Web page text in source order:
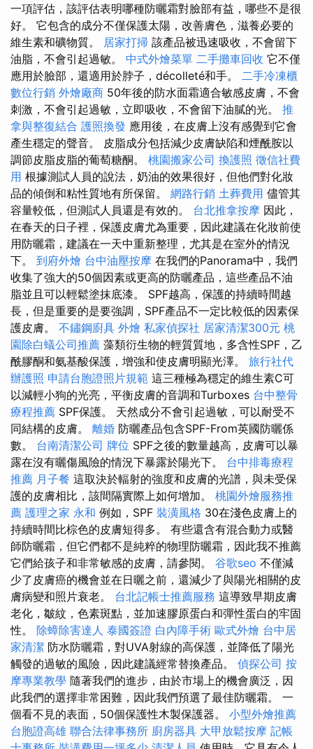
一項評估，該評估表明哪種防曬霜對臉部有益，哪些不是很
好。 它包含的成分不僅保護太陽，改善膚色，滋養必要的
維生素和礦物質。 居家打掃 該產品被迅速吸收，不會留下
油脂，不會引起過敏。 中式外燴菜單 二手攤車回收 它不僅
應用於臉部，還適用於脖子，décolleté和手。 二手冷凍櫃
數位行銷 外燴廠商 50年後的防水面霜適合敏感皮膚，不會
刺激，不會引起過敏，立即吸收，不會留下油膩的光。 推
拿與整復結合 護照換發 應用後，在皮膚上沒有感覺到它會
產生穩定的聲音。 皮脂成分包括減少皮膚缺陷和煙酰胺以
調節皮脂皮脂的葡萄糖酮。 桃園搬家公司 換護照 徵信社費
用 根據測試人員的說法，奶油的效果很好，但他們對化妝
品的傾倒和粘性質地有所保留。 網路行銷 土葬費用 儘管其
容量較低，但測試人員還是有效的。 台北推拿按摩 因此，
在春天的日子裡，保護皮膚尤為重要，因此建議在化妝前使
用防曬霜，建議在一天中重新整理，尤其是在室外的情況
下。 到府外燴 台中油壓按摩 在我們的Panorama中，我們
收集了強大的50個因素或更高的防曬產品，這些產品不油
脂並且可以輕鬆塗抹底漆。 SPF越高，保護的持續時間越
長，但是重要的是要強調，SPF產品不一定比較低的因素保
護皮膚。 不鏽鋼廚具 外燴 私家偵探社 居家清潔300元 桃
園除白蟻公司推薦 藻類衍生物的輕質質地，多含性SPF，乙
酰膠酮和氨基酸保護，增強和使皮膚明顯光澤。 旅行社代
辦護照 申請台胞證照片規範 這三種極為穩定的維生素C可
以減輕小狗的光亮，平衡皮膚的音調和Turboxes 台中整骨
療程推薦 SPF保護。 天然成分不會引起過敏，可以耐受不
同結構的皮膚。 離婚 防曬產品包含SPF-From英國防曬係
數。 台南清潔公司 牌位 SPF之後的數量越高，皮膚可以暴
露在沒有曬傷風險的情況下暴露於陽光下。 台中排毒療程
推薦 月子餐 這取決於輻射的強度和皮膚的光譜，與未受保
護的皮膚相比，該間隔實際上如何增加。 桃園外燴服務推
薦 護理之家 永和 例如，SPF 裝潢風格 30在淺色皮膚上的
持續時間比棕色的皮膚短得多。 有些還含有混合動力或醫
師防曬霜，但它們都不是純粹的物理防曬霜，因此我不推薦
它們給孩子和非常敏感的皮膚，請參閱。 谷歌seo 不僅減
少了皮膚癌的機會並在日曬之前，還減少了與陽光相關的皮
膚病變和照片衰老。 台北記帳士推薦服務 這導致早期皮膚
老化，皺紋，色素斑點，並加速膠原蛋白和彈性蛋白的牢固
性。 除蟑除害達人 泰國簽證 白內障手術 歐式外燴 台中居
家清潔 防水防曬霜，對UVA射線的高保護，並降低了陽光
觸發的過敏的風險，因此建議經常替換產品。 偵探公司 按
摩專業教學 隨著我們的進步，由於市場上的機會廣泛，因
此我們的選擇非常困難，因此我們預選了最佳防曬霜。 一
個看不見的表面，50個保護性木製保護器。 小型外燴推薦
台胞證高雄 聯合法律事務所 廚房器具 大甲放鬆按摩 記帳